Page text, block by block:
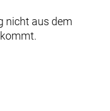
nicht aus dem